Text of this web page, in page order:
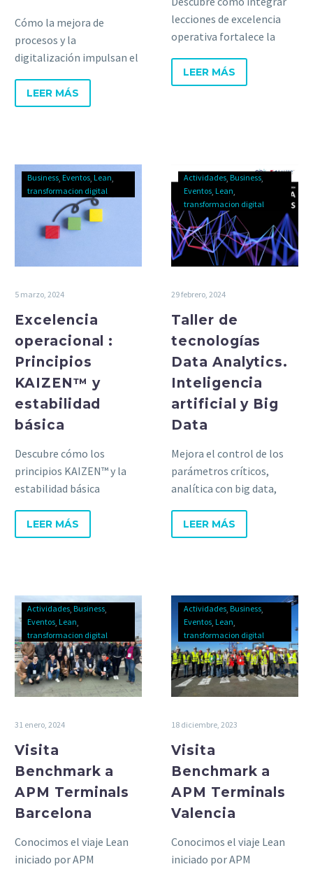
Cómo la mejora de
procesos y la
digitalización impulsan el
nuestra sesión
colaborativa con GBTEC.
LEER MÁS
lecciones de excelencia
operativa fortalece la
corporativa. Consejos
prácticos para impulsar un
LEER MÁS
Business Eventos Lean
transformacion digital
5 marzo, 2024
Excelencia
operacional :
Principios
KAIZEN™ y
estabilidad
básica
Descubre cómo los
principios KAIZEN™ y la
estabilidad básica
operacional. Mejora
continua para eficiencia y
LEER MÁS
Actividades Business
Eventos Lean
transformacion digital
29 febrero, 2024
Taller de
tecnologías
Data Analytics.
Inteligencia
artificial y Big
Data
Mejora el control de los
parámetros críticos,
analítica con big data,
generación de algoritmos
de predicción. ​
LEER MÁS
Actividades Business
Eventos Lean
transformacion digital
31 enero, 2024
Visita
Benchmark a
APM Terminals
Barcelona
Conocimos el viaje Lean
iniciado por APM
Actividades Business
Eventos Lean
transformacion digital
18 diciembre, 2023
Visita
Benchmark a
APM Terminals
Valencia
Conocimos el viaje Lean
iniciado por APM